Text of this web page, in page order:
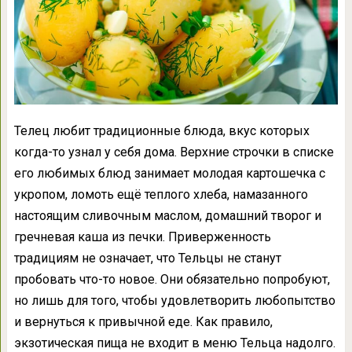
Телец любит традиционные блюда, вкус которых
когда-то узнал у себя дома. Верхние строчки в списке
его любимых блюд занимает молодая картошечка с
укропом, ломоть ещё теплого хлеба, намазанного
настоящим сливочным маслом, домашний творог и
гречневая каша из печки. Приверженность
традициям не означает, что Тельцы не станут
пробовать что-то новое. Они обязательно попробуют,
но лишь для того, чтобы удовлетворить любопытство
и вернуться к привычной еде. Как правило,
экзотическая пища не входит в меню Тельца надолго.